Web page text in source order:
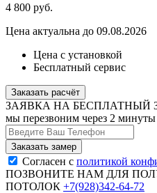
4 800 руб.
Цена актуальна до 09.08.2026
Цена с установкой
Бесплатный сервис
Заказать расчёт
ЗАЯВКА НА БЕСПЛАТНЫЙ
мы перезвоним через 2 минуты
Согласен с политикой
ПОЗВОНИТЕ НАМ ДЛЯ
ПОТОЛОК +7(928)342-64-72